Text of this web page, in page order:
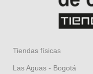
Tiendas físicas
Las Aguas - Bogotá